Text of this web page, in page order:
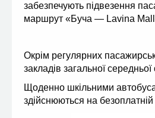
забезпечують підвезення
маршрут «Буча — Lavina
Окрім регулярних
закладів загальної середньої
Щоденно шкільними
здійснюються на безоплатній